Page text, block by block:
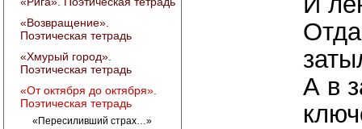
«Возвращение».
Поэтическая тетрадь
«Хмурый город».
Поэтическая тетрадь
«От октября до октября».
Поэтическая тетрадь
«Пересиливший страх…»
А в